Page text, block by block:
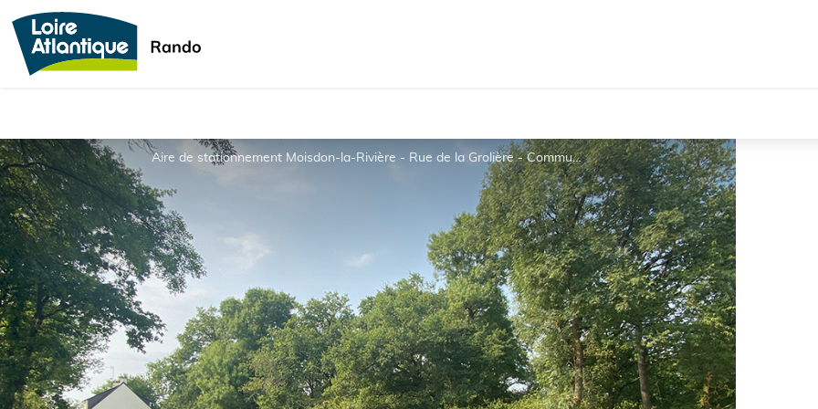
Aire de stationnement Moisdon-la-Rivière - Rue de la Grolière - Communauté de Communes Châteaubriant-Derval